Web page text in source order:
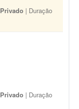
Privado | Duração
Privado | Duração